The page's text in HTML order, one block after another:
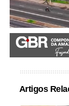
Artigos